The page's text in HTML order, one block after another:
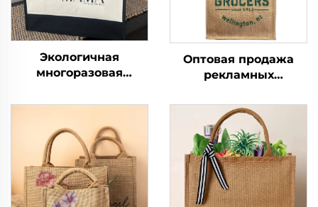
Экологичная
многоразовая
шоппер из джута и
хлопковыми ручками
для хранения и
покупок с печатным
рисунком
Оптовая продажа
рекламных
многоразовых сумок
для покупок для
женщин, с логотипом,
из мешковины/
джута, упаковка для
использования на
открытом воздухе